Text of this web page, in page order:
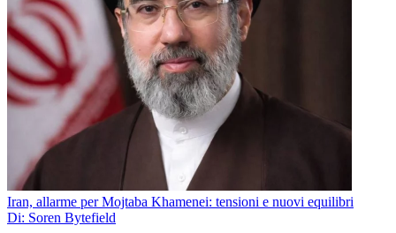
Iran, allarme per Mojtaba Khamenei: tensioni e nuovi equilibri
Di: Soren Bytefield